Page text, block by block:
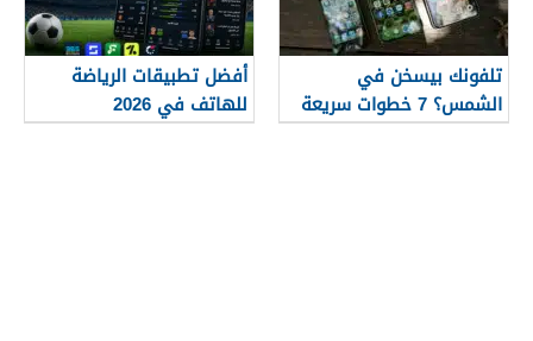
تلفونك بيسخن في
الشمس؟ 7 خطوات سريعة
لإنقاذ الموبايل فورا
أفضل تطبيقات الرياضة
للهاتف في 2026